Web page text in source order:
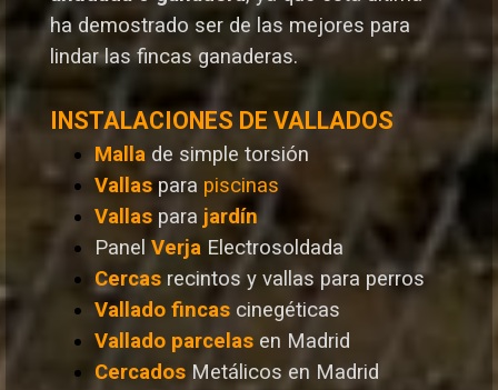
ha demostrado ser de las mejores para
lindar las fincas ganaderas.
INSTALACIONES DE VALLADOS
Malla de simple torsión
Vallas para piscinas
Vallas para jardín
Panel Verja Electrosoldada
Cercas recintos y vallas para perros
Vallado fincas cinegéticas
Vallado parcelas en Madrid
Cercados Metálicos en Madrid